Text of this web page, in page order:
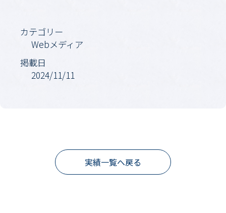
カテゴリー
Webメディア
掲載日
2024/11/11
実績一覧へ戻る